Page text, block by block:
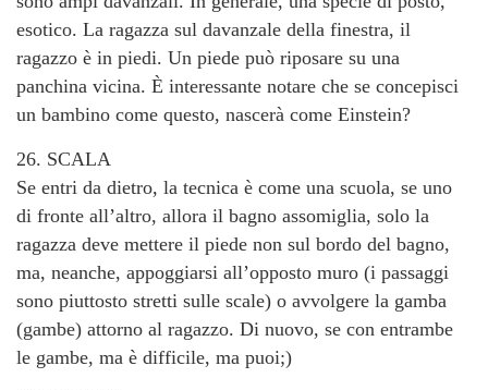
esotico. La ragazza sul davanzale della finestra, il
ragazzo è in piedi. Un piede può riposare su una
panchina vicina. È interessante notare che se concepisci
un bambino come questo, nascerà come Einstein?
26. SCALA
Se entri da dietro, la tecnica è come una scuola, se uno
di fronte all’altro, allora il bagno assomiglia, solo la
ragazza deve mettere il piede non sul bordo del bagno,
ma, neanche, appoggiarsi all’opposto muro (i passaggi
sono piuttosto stretti sulle scale) o avvolgere la gamba
(gambe) attorno al ragazzo. Di nuovo, se con entrambe
le gambe, ma è difficile, ma puoi;)